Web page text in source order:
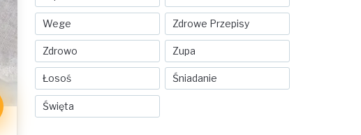
Wege Zdrowe Przepisy
Zdrowo Zupa
Łosoś Śniadanie
Święta